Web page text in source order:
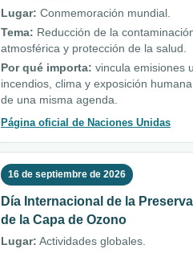
Lugar: Conmemoración mundial.
Tema: Reducción de la
atmosférica y protección de la salud.
Por qué importa: vincula emisiones
incendios, clima y exposición
de una misma agenda.
Página oficial de Naciones Unidas
16 de septiembre de 2026
Día Internacional de la
de la Capa de Ozono
Lugar: Actividades globales.